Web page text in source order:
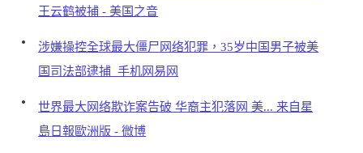
王云鹤被捕 - 美国之音
涉嫌操控全球最大僵尸网络犯罪，35岁中国男子被美
国司法部逮捕_手机网易网
世界最大网络欺诈案告破 华裔主犯落网 美... 来自星
島日報歐洲版 - 微博